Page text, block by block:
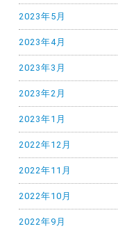
2023年5月
2023年4月
2023年3月
2023年2月
2023年1月
2022年12月
2022年11月
2022年10月
2022年9月